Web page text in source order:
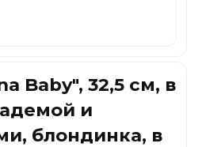
Baby", 32,5 см, в
и
блондинка, в